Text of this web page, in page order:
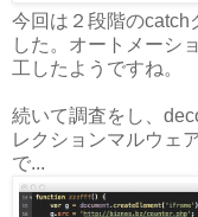
今回は２段階のcatch
した。オートメーシ
工したようですね。
続いて調査をし、
レクションマルウェ
で...